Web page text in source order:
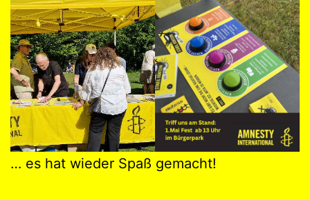
… es hat wieder Spaß gemacht!